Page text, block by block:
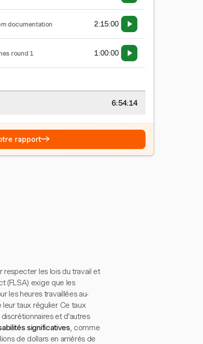
documentation 2:15:00
round 1 1:00:00
6:54:15
rapport→
respecter les lois du travail et
(FLSA) exige que les
les heures travaillées au-
taux régulier. Ce taux
et d'autres
significatives, comme
de dollars en arriérés de